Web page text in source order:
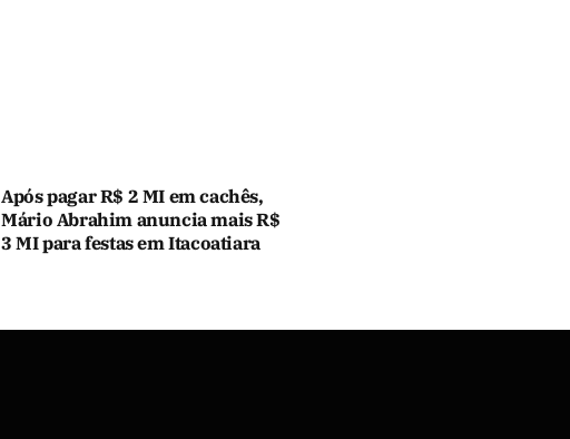
Após pagar R$ 2 MI em cachês,
Mário Abrahim anuncia mais R$
3 MI para festas em Itacoatiara